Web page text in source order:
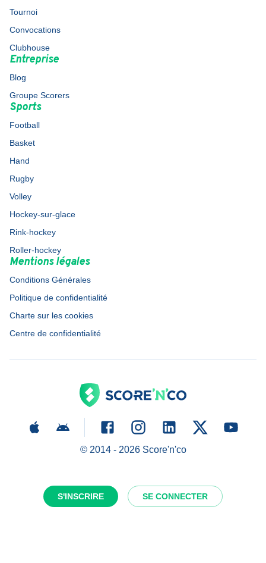
S'INSCRIRE SE CONNECTER
Tournoi
Convocations
Clubhouse
Entreprise
Blog
Groupe Scorers
Sports
Football
Basket
Hand
Rugby
Volley
Hockey-sur-glace
Rink-hockey
Roller-hockey
Mentions légales
Conditions Générales
Politique de confidentialité
Charte sur les cookies
Centre de confidentialité
© 2014 - 2026Score'n'co